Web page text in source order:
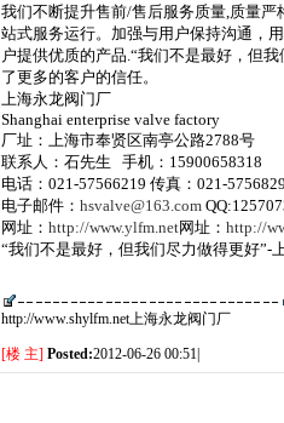
我们不断提升售前/售后服务质量,质量
站式服务运行。加强与用户保持沟通，
户提供优质的产品.“我们不是最好，但
了更多的客户的信任。
上海永龙阀门厂
Shanghai enterprise valve factory
厂址：上海市奉贤区南亭公路2788号
联系人：石先生 手机：15900658318
电话：021-57566219 传真：021-
电子邮件： hsvalve@163.com
网址： http://www.ylfm.net网址： http://
“我们不是最好，但我们尽力做得更好”-
http://www.shylfm.net上海永龙阀门厂
[楼 主] Posted:2012-06-26 00:51|